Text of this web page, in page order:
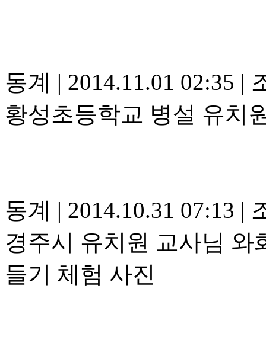
동계 | 2014.11.01 02:35 |
황성초등학교 병설 유치
동계 | 2014.10.31 07:13 |
경주시 유치원 교사님 와
들기 체험 사진